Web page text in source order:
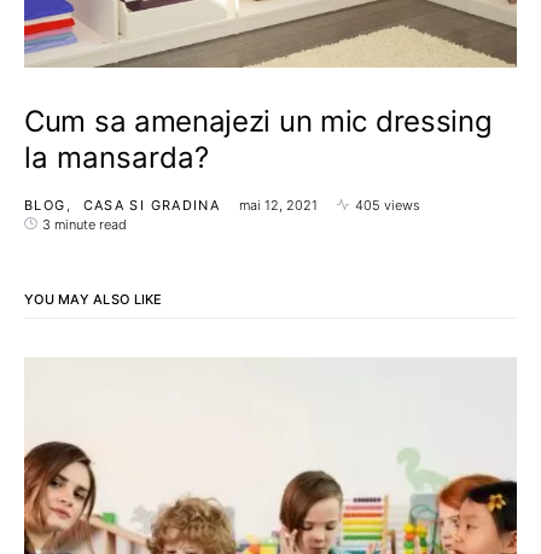
Cum sa amenajezi un mic dressing
la mansarda?
BLOG CASA SI GRADINA mai 12, 2021
405 views
3 minute read
YOU MAY ALSO LIKE